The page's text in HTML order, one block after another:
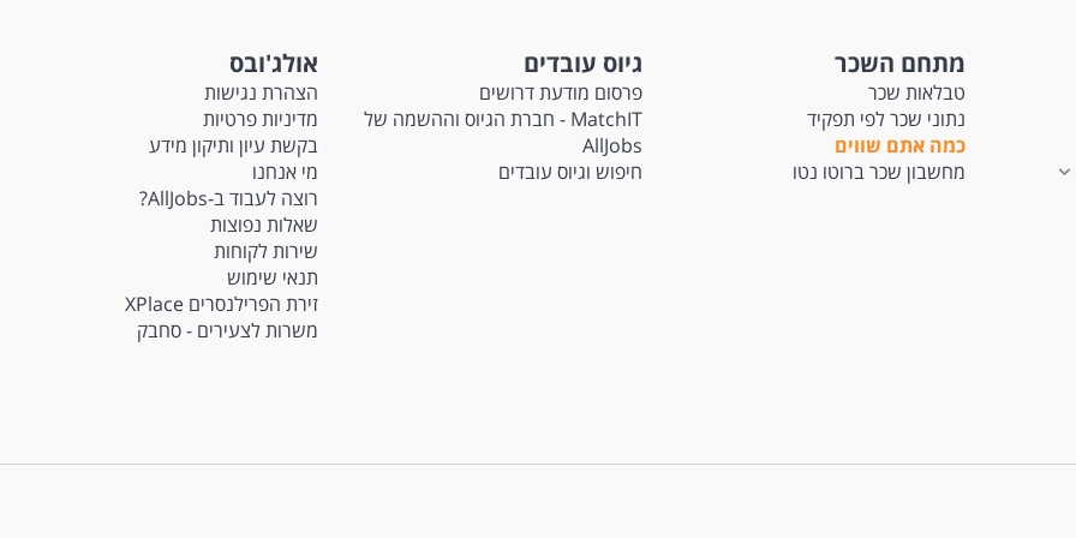
מתחם השכר
טבלאות שכר
נתוני שכר לפי תפקיד
כמה אתם שווים
מחשבון שכר ברוטו נטו
גיוס עובדים
פרסום מודעת דרושים
MatchIT - חברת הגיוס וההשמה של
AllJobs
חיפוש וגיוס עובדים
אולג'ובס
הצהרת נגישות
מדיניות פרטיות
בקשת עיון ותיקון מידע
מי אנחנו
רוצה לעבוד ב-AllJobs?
שאלות נפוצות
שירות לקוחות
תנאי שימוש
זירת הפרילנסרים XPlace
משרות לצעירים - סחבק